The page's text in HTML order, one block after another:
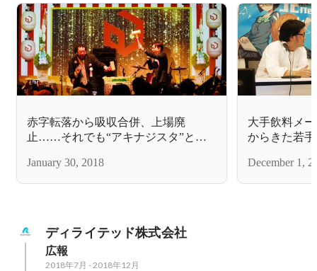
赤字転落から吸収合併、上場廃
止……それでも“アキナジスタ”とい
January 30, 2018
大手飲料メ
からきた若
December 1,
ディライテッド株式会社
広報
2018年7月 - 2018年12月